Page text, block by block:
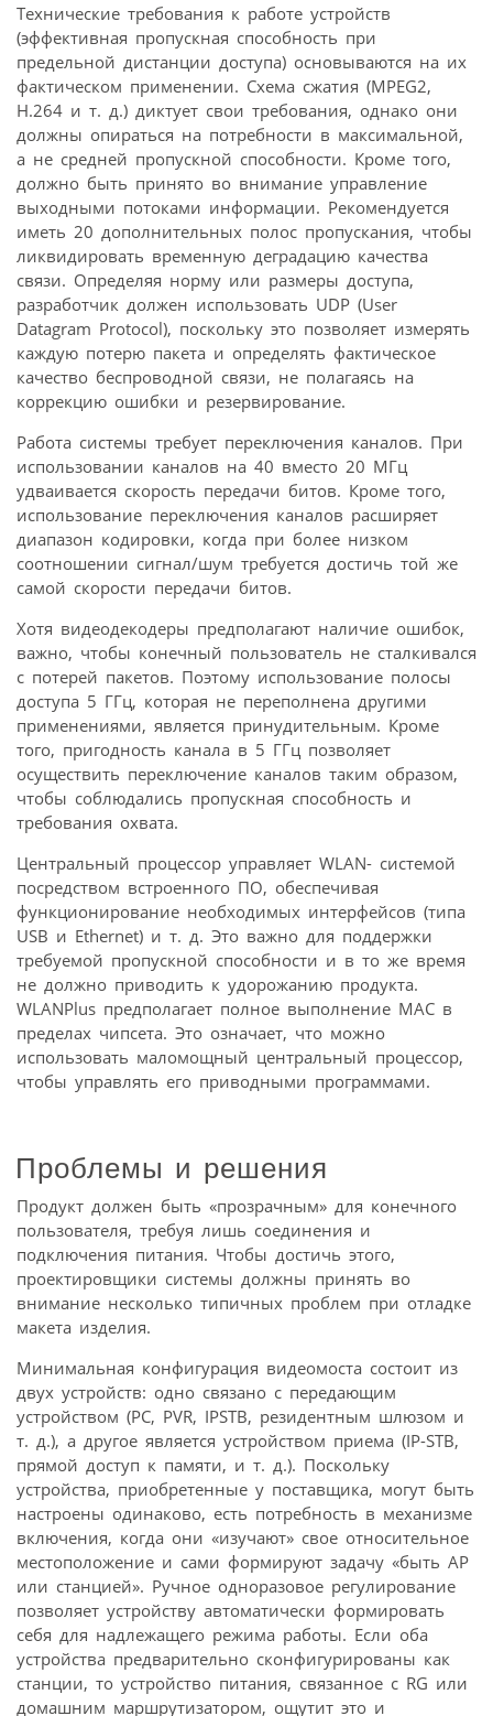
Технические требования к работе устройств
(эффективная пропускная способность при
предельной дистанции доступа) основываются на их
фактическом применении. Схема сжатия (MPEG2,
H.264 и т. д.) диктует свои требования, однако они
должны опираться на потребности в максимальной,
а не средней пропускной способности. Кроме того,
должно быть принято во внимание управление
выходными потоками информации. Рекомендуется
иметь 20 дополнительных полос пропускания, чтобы
ликвидировать временную деградацию качества
связи. Определяя норму или размеры доступа,
разработчик должен использовать UDP (User
Datagram Protocol), поскольку это позволяет измерять
каждую потерю пакета и определять фактическое
качество беспроводной связи, не полагаясь на
коррекцию ошибки и резервирование.
Работа системы требует переключения каналов. При
использовании каналов на 40 вместо 20 МГц
удваивается скорость передачи битов. Кроме того,
использование переключения каналов расширяет
диапазон кодировки, когда при более низком
соотношении сигнал/шум требуется достичь той же
самой скорости передачи битов.
Хотя видеодекодеры предполагают наличие ошибок,
важно, чтобы конечный пользователь не сталкивался
с потерей пакетов. Поэтому использование полосы
доступа 5 ГГц, которая не переполнена другими
применениями, является принудительным. Кроме
того, пригодность канала в 5 ГГц позволяет
осуществить переключение каналов таким образом,
чтобы соблюдались пропускная способность и
требования охвата.
Центральный процессор управляет WLAN- системой
посредством встроенного ПО, обеспечивая
функционирование необходимых интерфейсов (типа
USB и Ethernet) и т. д. Это важно для поддержки
требуемой пропускной способности и в то же время
не должно приводить к удорожанию продукта.
WLANPlus предполагает полное выполнение МАС в
пределах чипсета. Это означает, что можно
использовать маломощный центральный процессор,
чтобы управлять его приводными программами.
Проблемы и решения
Продукт должен быть «прозрачным» для конечного
пользователя, требуя лишь соединения и
подключения питания. Чтобы достичь этого,
проектировщики системы должны принять во
внимание несколько типичных проблем при отладке
макета изделия.
Минимальная конфигурация видеомоста состоит из
двух устройств: одно связано с передающим
устройством (PC, PVR, IPSTB, резидентным шлюзом и
т. д.), а другое является устройством приема (IP-STB,
прямой доступ к памяти, и т. д.). Поскольку
устройства, приобретенные у поставщика, могут быть
настроены одинаково, есть потребность в механизме
включения, когда они «изучают» свое относительное
местоположение и сами формируют задачу «быть AP
или станцией». Ручное одноразовое регулирование
позволяет устройству автоматически формировать
себя для надлежащего режима работы. Если оба
устройства предварительно сконфигурированы как
станции, то устройство питания, связанное с RG или
домашним маршрутизатором, ощутит это и